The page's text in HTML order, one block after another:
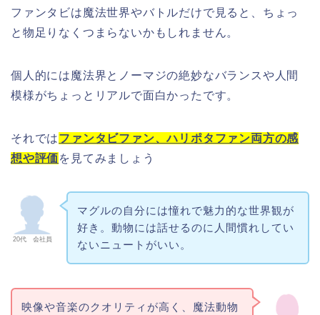
ファンタビは魔法世界やバトルだけで見ると、ちょっ
と物足りなくつまらないかもしれません。
個人的には魔法界とノーマジの絶妙なバランスや人間
模様がちょっとリアルで面白かったです。
それではファンタビファン、ハリポタファン両方の感
想や評価を見てみましょう
20代 会社員
マグルの自分には憧れで魅力的な世界観が
好き。動物には話せるのに人間慣れしてい
ないニュートがいい。
映像や音楽のクオリティが高く、魔法動物